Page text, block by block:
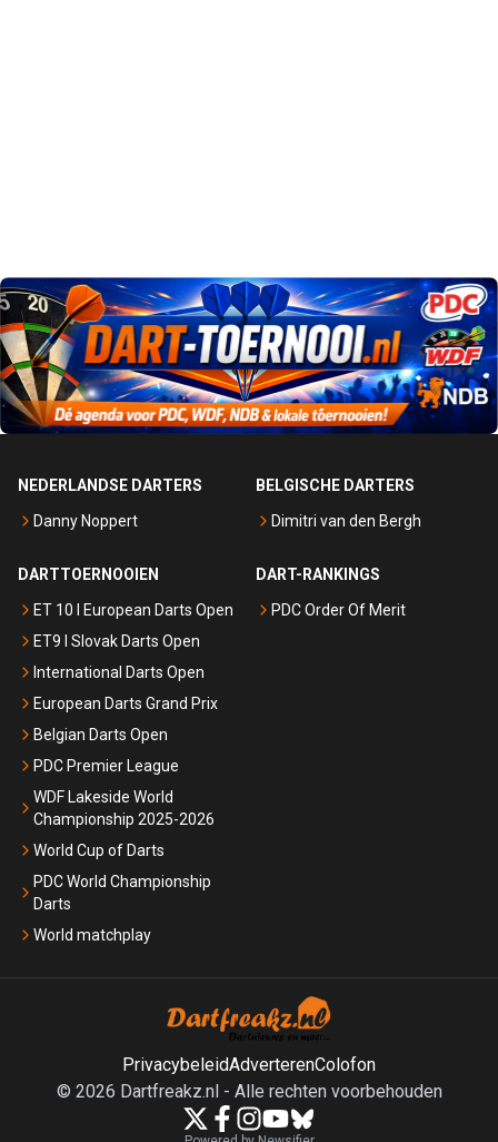
NEDERLANDSE DARTERS
Danny Noppert
BELGISCHE DARTERS
Dimitri van den Bergh
DARTTOERNOOIEN
ET 10 I European Darts Open
ET9 I Slovak Darts Open
International Darts Open
European Darts Grand Prix
Belgian Darts Open
PDC Premier League
WDF Lakeside World
Championship 2025-2026
World Cup of Darts
PDC World Championship
Darts
World matchplay
DART-RANKINGS
PDC Order Of Merit
PrivacybeleidAdverterenColofon
© 2026 Dartfreakz.nl- Alle rechten voorbehouden